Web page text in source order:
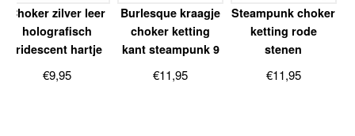
Choker zilver leer
holografisch
iridescent hartje
€9,95
Burlesque kraagje
choker ketting
kant steampunk 9
€11,95
Steampunk choker
ketting rode
stenen
€11,95